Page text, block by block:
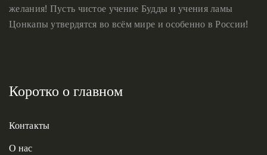
желания! Пусть чистое учение Будды и учения ламы
Цонкапы утвердятся во всём мире и особенно в России!
Коротко о главном
Контакты
О нас